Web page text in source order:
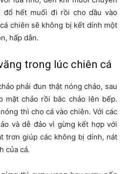
đổ hết muối đi rồi cho dầu vào
chiên sẽ không bị kết dính một
hấp dẫn.
trong lúc chiên cá
phải đun thật nóng chảo, sau
mặt chảo rồi bắc chảo lên bếp.
thì cho cá vào chiên. Với các
và dễ đảo vì gừng kết hợp với
trơn giúp các không bị dính, nát
của cá.